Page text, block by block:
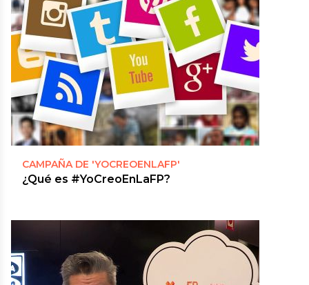
CAMPAÑA DE 'YOCREOENLAFP'
¿Qué es #YoCreoEnLaFP?